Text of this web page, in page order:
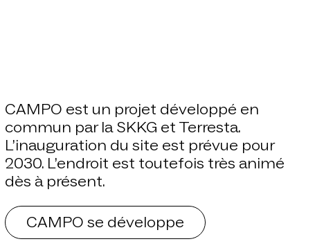
CAMPO est un projet développé en
commun par la SKKG et Terresta.
L’inauguration du site est prévue pour
2030. L’endroit est toutefois très animé
dès à présent.
CAMPO se développe